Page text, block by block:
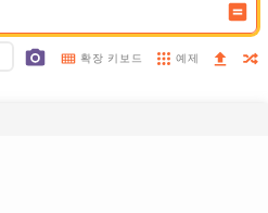
확장 키보드 예제